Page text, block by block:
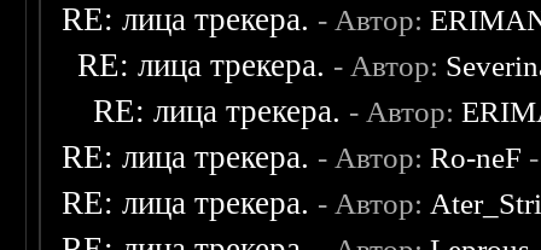
RE: лица трекера. - Автор:
RE: лица трекера. - Автор:
RE: лица трекера. - Автор:
RE: лица трекера. - Автор:Ro-neF
RE: лица трекера. - Автор: